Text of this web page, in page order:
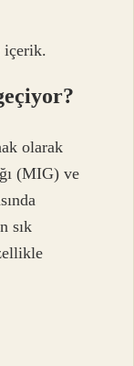
içerik.
olarak
(MIG) ve
sık